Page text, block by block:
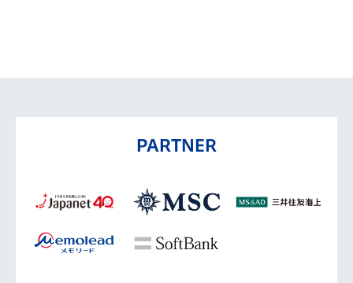
PARTNER